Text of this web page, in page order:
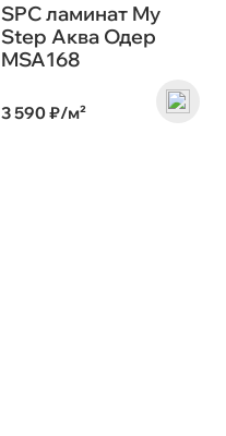
SPC ламинат My
Step Аква Одер
MSA168
3 590 ₽/м²